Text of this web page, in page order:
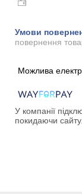
повернення
У компанії
покидаючи сайту.